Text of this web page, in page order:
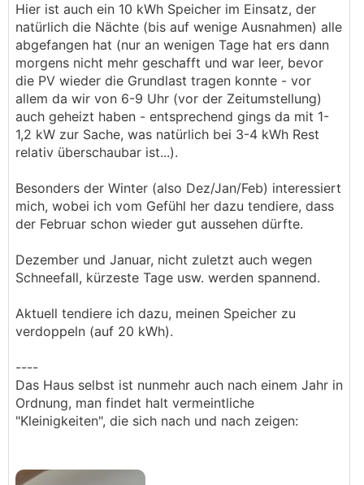
Hier ist auch ein 10 kWh Speicher im Einsatz, der
natürlich die Nächte (bis auf wenige Ausnahmen) alle
abgefangen hat (nur an wenigen Tage hat ers dann
morgens nicht mehr geschafft und war leer, bevor
die PV wieder die Grundlast tragen konnte - vor
allem da wir von 6-9 Uhr (vor der Zeitumstellung)
auch geheizt haben - entsprechend gings da mit 1-
1,2 kW zur Sache, was natürlich bei 3-4 kWh Rest
relativ überschaubar ist...).
Besonders der Winter (also Dez/Jan/Feb) interessiert
mich, wobei ich vom Gefühl her dazu tendiere, dass
der Februar schon wieder gut aussehen dürfte.
Dezember und Januar, nicht zuletzt auch wegen
Schneefall, kürzeste Tage usw. werden spannend.
Aktuell tendiere ich dazu, meinen Speicher zu
verdoppeln (auf 20 kWh).
----
Das Haus selbst ist nunmehr auch nach einem Jahr in
Ordnung, man findet halt vermeintliche
"Kleinigkeiten", die sich nach und nach zeigen: